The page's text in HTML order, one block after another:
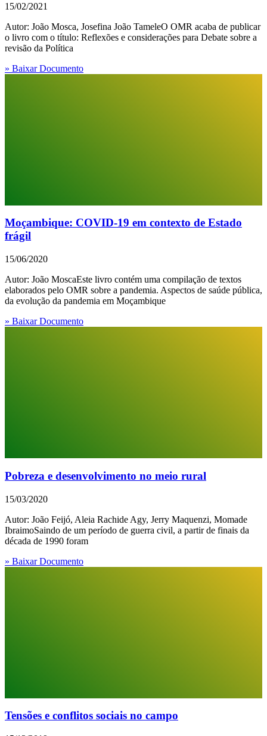
15/02/2021
Autor: João Mosca, Josefina João TameleO OMR acaba de publicar
o livro com o título: Reflexões e considerações para Debate sobre a
revisão da Política
» Baixar Documento
Moçambique: COVID-19 em contexto de Estado
frágil
15/06/2020
Autor: João MoscaEste livro contém uma compilação de textos
elaborados pelo OMR sobre a pandemia. Aspectos de saúde pública,
da evolução da pandemia em Moçambique
» Baixar Documento
Pobreza e desenvolvimento no meio rural
15/03/2020
Autor: João Feijó, Aleia Rachide Agy, Jerry Maquenzi, Momade
IbraimoSaindo de um período de guerra civil, a partir de ­finais da
década de 1990 foram
» Baixar Documento
Tensões e conflitos sociais no campo